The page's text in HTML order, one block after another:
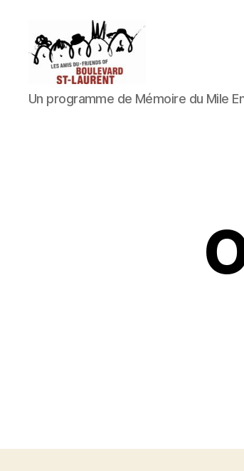
Les
Amis
Un programme de Mémoire du Mile